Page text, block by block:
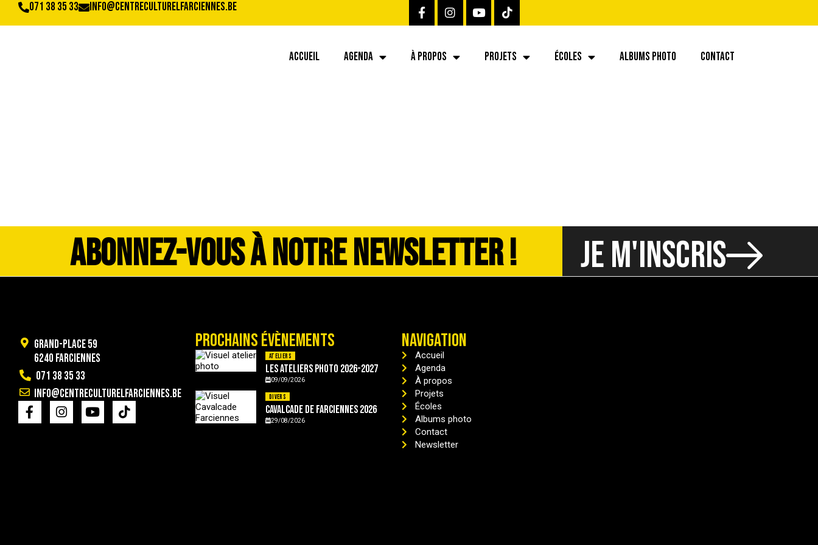
071 38 35 33 info@centreculturelfarciennes.be
ACCUEIL AGENDA À PROPOS PROJETS ÉCOLES ALBUMS PHOTO CONTACT
ABONNEZ-VOUS À NOTRE NEWSLETTER ! JE M'INSCRIS
Grand-Place 59
6240 Farciennes
071 38 35 33
info@centreculturelfarciennes.be
PROCHAINS ÉVÈNEMENTS
Ateliers
Les ateliers photo 2026-2027
09/09/2026
Divers
Cavalcade de Farciennes 2026
29/08/2026
NAVIGATION
Accueil
Agenda
À propos
Projets
Écoles
Albums photo
Contact
Newsletter